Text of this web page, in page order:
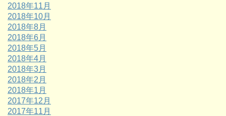
2018年11月
2018年10月
2018年8月
2018年6月
2018年5月
2018年4月
2018年3月
2018年2月
2018年1月
2017年12月
2017年11月